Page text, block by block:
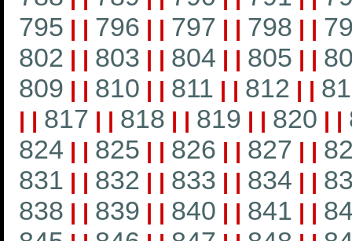
795 | | 796 | | 797 | | 798 | |
802 | | 803 | | 804 | | 805 | |
809 | | 810 | | 811 | | 812 | |
| | 817 | | 818 | | 819 | | 820 | |
824 | | 825 | | 826 | | 827 | |
831 | | 832 | | 833 | | 834 | |
838 | | 839 | | 840 | | 841 | |